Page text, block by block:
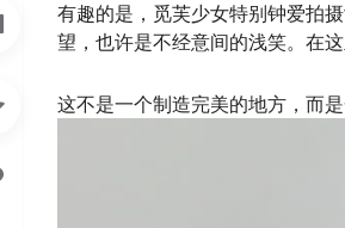
有趣的是，觅芙少女特别钟爱拍
望，也许是不经意间的浅笑。在
这不是一个制造完美的地方，而